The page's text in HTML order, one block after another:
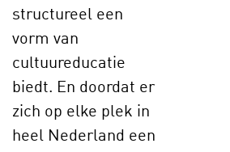
structureel een
vorm van
cultuureducatie
biedt. En doordat er
zich op elke plek in
heel Nederland een